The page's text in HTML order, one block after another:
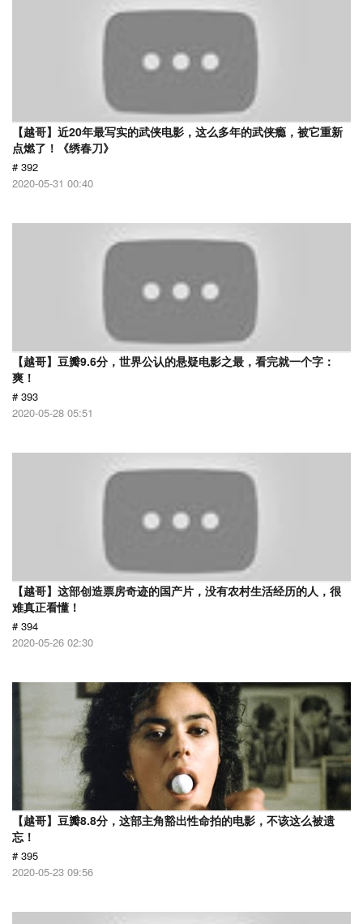
【越哥】近20年最写实的武侠电影，这么多年的武侠瘾，被它重新
点燃了！《绣春刀》
# 392
2020-05-31 00:40
【越哥】豆瓣9.6分，世界公认的悬疑电影之最，看完就一个字：
爽！
# 393
2020-05-28 05:51
【越哥】这部创造票房奇迹的国产片，没有农村生活经历的人，很
难真正看懂！
# 394
2020-05-26 02:30
【越哥】豆瓣8.8分，这部主角豁出性命拍的电影，不该这么被遗
忘！
# 395
2020-05-23 09:56